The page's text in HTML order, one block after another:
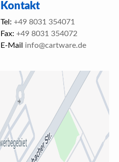
Kontakt
Tel: +49 8031 354071
Fax: +49 8031 354072
E-Mail
info@cartware.de